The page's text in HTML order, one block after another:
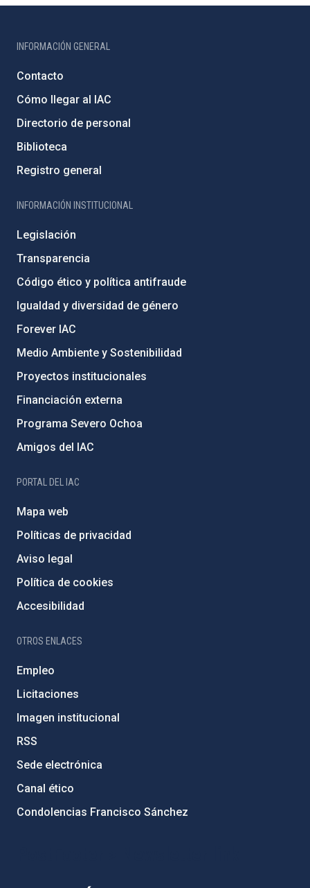
INFORMACIÓN GENERAL
Contacto
Cómo llegar al IAC
Directorio de personal
Biblioteca
Registro general
INFORMACIÓN INSTITUCIONAL
Legislación
Transparencia
Código ético y política antifraude
Igualdad y diversidad de género
Forever IAC
Medio Ambiente y Sostenibilidad
Proyectos institucionales
Financiación externa
Programa Severo Ochoa
Amigos del IAC
PORTAL DEL IAC
Mapa web
Políticas de privacidad
Aviso legal
Política de cookies
Accesibilidad
OTROS ENLACES
Empleo
Licitaciones
Imagen institucional
RSS
Sede electrónica
Canal ético
Condolencias Francisco Sánchez